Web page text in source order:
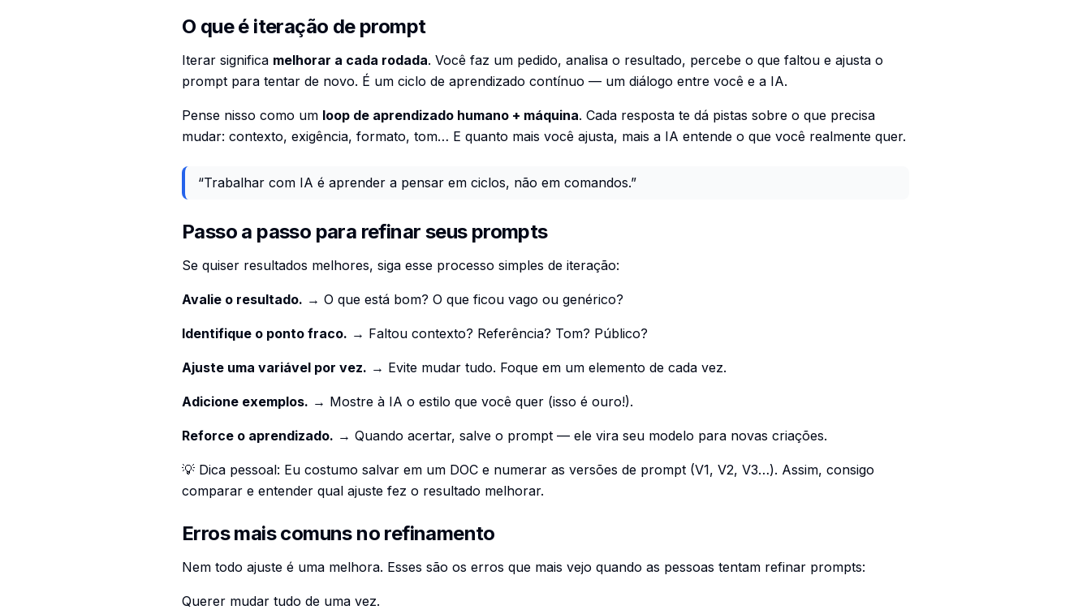
O que é iteração de prompt
Iterar significa melhorar a cada rodada. Você faz um pedido, analisa o resultado, percebe o que faltou e ajusta o
prompt para tentar de novo. É um ciclo de aprendizado contínuo — um diálogo entre você e a IA.
Pense nisso como um loop de aprendizado humano + máquina. Cada resposta te dá pistas sobre o que precisa
mudar: contexto, exigência, formato, tom… E quanto mais você ajusta, mais a IA entende o que você realmente quer.
“Trabalhar com IA é aprender a pensar em ciclos, não em comandos.”
Passo a passo para refinar seus prompts
Se quiser resultados melhores, siga esse processo simples de iteração:
Avalie o resultado. → O que está bom? O que ficou vago ou genérico?
Identifique o ponto fraco. → Faltou contexto? Referência? Tom? Público?
Ajuste uma variável por vez. → Evite mudar tudo. Foque em um elemento de cada vez.
Adicione exemplos. → Mostre à IA o estilo que você quer (isso é ouro!).
Reforce o aprendizado. → Quando acertar, salve o prompt — ele vira seu modelo para novas criações.
💡 Dica pessoal: Eu costumo salvar em um DOC e numerar as versões de prompt (V1, V2, V3…). Assim, consigo
comparar e entender qual ajuste fez o resultado melhorar.
Erros mais comuns no refinamento
Nem todo ajuste é uma melhora. Esses são os erros que mais vejo quando as pessoas tentam refinar prompts:
Querer mudar tudo de uma vez.